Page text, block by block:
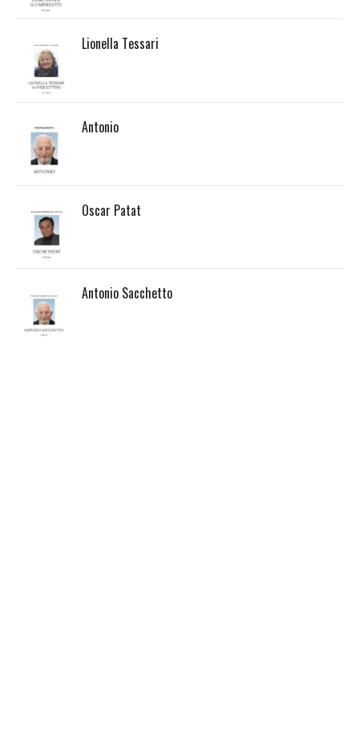
Lionella Tessari
Antonio
Oscar Patat
Antonio Sacchetto